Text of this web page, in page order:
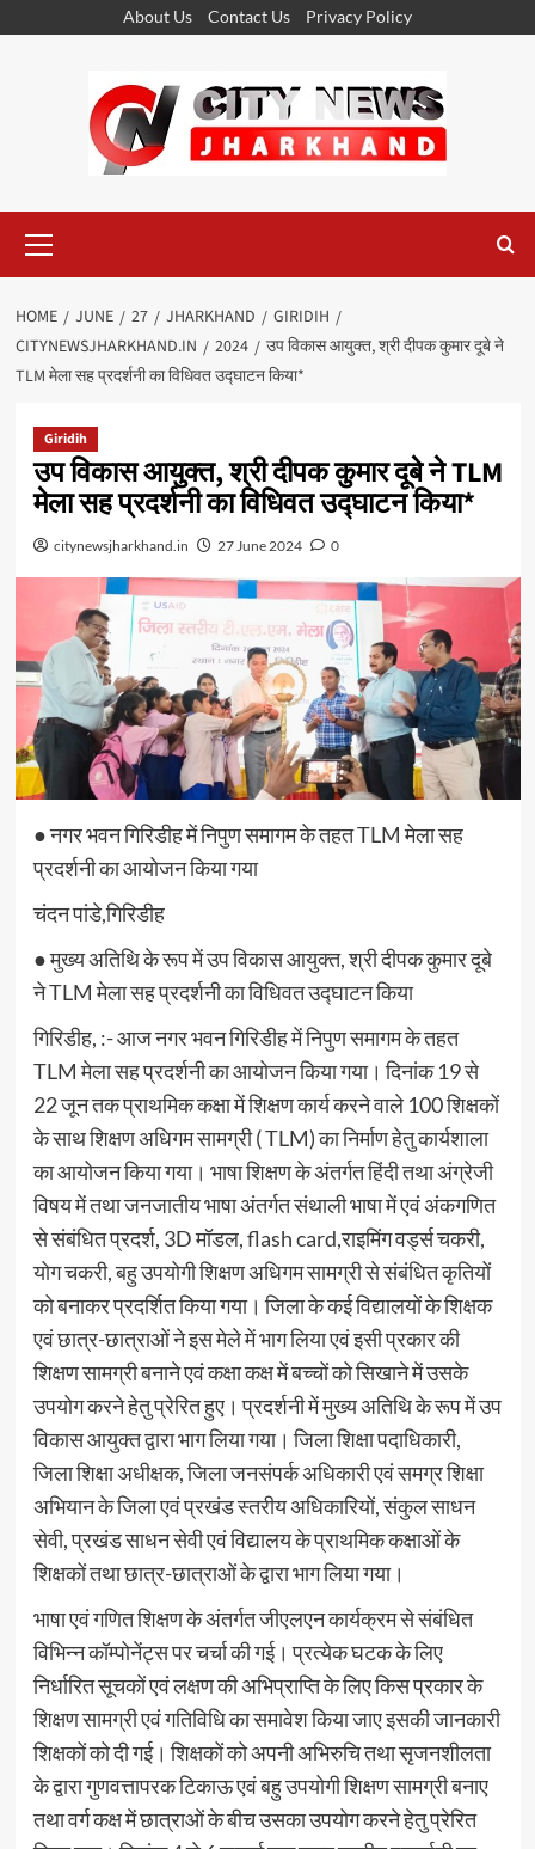
About Us Contact Us Privacy Policy
Menu
HOME JUNE 27 JHARKHAND
GIRIDIH
CITYNEWSJHARKHAND.IN
2024
उप विकास आयुक्त, श्री दीपक कुमार दूबे ने
TLM मेला सह प्रदर्शनी का विधिवत उद्घाटन किया*
Giridih
उप विकास आयुक्त, श्री दीपक कुमार दूबे ने TLM
मेला सह प्रदर्शनी का विधिवत उद्घाटन किया*
citynewsjharkhand.in 27 June 2024 0
● नगर भवन गिरिडीह में निपुण समागम के तहत TLM मेला सह
प्रदर्शनी का आयोजन किया गया
चंदन पांडे,गिरिडीह
● मुख्य अतिथि के रूप में उप विकास आयुक्त, श्री दीपक कुमार दूबे
ने TLM मेला सह प्रदर्शनी का विधिवत उद्घाटन किया
गिरिडीह, :- आज नगर भवन गिरिडीह में निपुण समागम के तहत
TLM मेला सह प्रदर्शनी का आयोजन किया गया। दिनांक 19 से
22 जून तक प्राथमिक कक्षा में शिक्षण कार्य करने वाले 100 शिक्षकों
के साथ शिक्षण अधिगम सामग्री ( TLM) का निर्माण हेतु कार्यशाला
का आयोजन किया गया। भाषा शिक्षण के अंतर्गत हिंदी तथा अंग्रेजी
विषय में तथा जनजातीय भाषा अंतर्गत संथाली भाषा में एवं अंकगणित
से संबंधित प्रदर्श, 3D मॉडल, flash card,राइमिंग वर्ड्स चकरी,
योग चकरी, बहु उपयोगी शिक्षण अधिगम सामग्री से संबंधित कृतियों
को बनाकर प्रदर्शित किया गया। जिला के कई विद्यालयों के शिक्षक
एवं छात्र-छात्राओं ने इस मेले में भाग लिया एवं इसी प्रकार की
शिक्षण सामग्री बनाने एवं कक्षा कक्ष में बच्चों को सिखाने में उसके
उपयोग करने हेतु प्रेरित हुए। प्रदर्शनी में मुख्य अतिथि के रूप में उप
विकास आयुक्त द्वारा भाग लिया गया। जिला शिक्षा पदाधिकारी,
जिला शिक्षा अधीक्षक, जिला जनसंपर्क अधिकारी एवं समग्र शिक्षा
अभियान के जिला एवं प्रखंड स्तरीय अधिकारियों, संकुल साधन
सेवी, प्रखंड साधन सेवी एवं विद्यालय के प्राथमिक कक्षाओं के
शिक्षकों तथा छात्र-छात्राओं के द्वारा भाग लिया गया।
भाषा एवं गणित शिक्षण के अंतर्गत जीएलएन कार्यक्रम से संबंधित
विभिन्न कॉम्पोनेंट्स पर चर्चा की गई। प्रत्येक घटक के लिए
निर्धारित सूचकों एवं लक्षण की अभिप्राप्ति के लिए किस प्रकार के
शिक्षण सामग्री एवं गतिविधि का समावेश किया जाए इसकी जानकारी
शिक्षकों को दी गई। शिक्षकों को अपनी अभिरुचि तथा सृजनशीलता
के द्वारा गुणवत्तापरक टिकाऊ एवं बहु उपयोगी शिक्षण सामग्री बनाए
तथा वर्ग कक्ष में छात्राओं के बीच उसका उपयोग करने हेतु प्रेरित